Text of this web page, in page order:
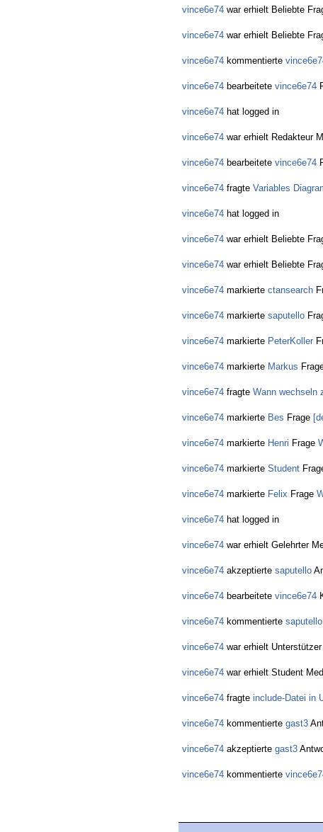
vince6e74 war erhielt Beliebte
vince6e74 war erhielt Beliebte
vince6e74 kommentierte
vince6e74 bearbeitete vince6e74
vince6e74 hat logged in
vince6e74 war erhielt Redakteur
vince6e74 bearbeitete vince6e74
vince6e74 fragte Variables
vince6e74 hat logged in
vince6e74 war erhielt Beliebte
vince6e74 war erhielt Beliebte
vince6e74 markierte ctansearch
vince6e74 markierte saputello
vince6e74 markierte PeterKoller
vince6e74 markierte Markus
vince6e74 fragte Wann wechseln
vince6e74 markierte Bes Frage
vince6e74 markierte Henri Frage
vince6e74 markierte Student
vince6e74 markierte Felix Frage
vince6e74 hat logged in
vince6e74 war erhielt Gelehrter
vince6e74 akzeptierte saputello
vince6e74 bearbeitete vince6e74
vince6e74 kommentierte saputello
vince6e74 war erhielt
vince6e74 war erhielt Student
vince6e74 fragte include-Datei in
vince6e74 kommentierte gast3
vince6e74 akzeptierte gast3
vince6e74 kommentierte